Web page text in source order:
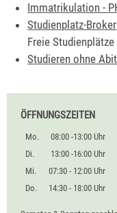
Immatrikulation -
Studienplatz-Broker
Freie
Studieren ohne
ÖFFNUNGSZEITEN
Mo.
08:00 -13:00 Uhr
Di.
13:00 -16:00 Uhr
Mi.
07:30 - 12:00 Uhr
Do.
14:30 - 18:00 Uhr